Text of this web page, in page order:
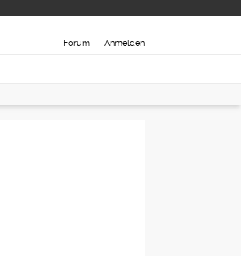
Forum Anmelden